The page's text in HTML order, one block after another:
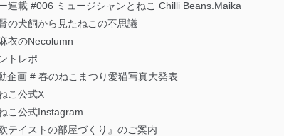
連載 #006 ミュージシャンとねこ Chilli Beans.Maika
の犬飼から見たねこの不思議
衣のNecolumn
トレポ
企画 # 春のねこまつり愛猫写真大発表
こ公式X
こ公式Instagram
欧テイストの部屋づくり』のご案内